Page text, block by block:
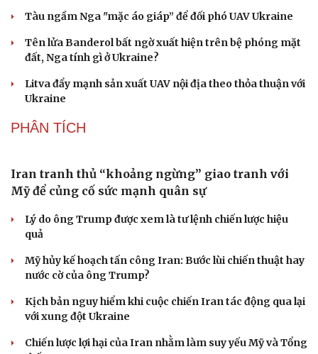
Bế mạc Vòng Chung kết Hội thao Công an Nhân dân
năm 2026
Tăng cường tuyên truyền, bảo vệ vững chắc biên giới
Việt Nam – Campuchia
Đại tướng Nguyễn Trọng Nghĩa chào xã giao lãnh đạo
Đảng, Nhà nước Lào
VŨ KHÍ
Mỹ duy trì sức mạnh tiêm kích F-22 tại Trung
Mỹ bác thông tin thiếu hụt đạn dược sau nhiều tháng
giao tranh với Iran
Tàu ngầm Nga "mặc áo giáp” để đối phó UAV Ukraine
Tên lửa Banderol bất ngờ xuất hiện trên bệ phóng mặt